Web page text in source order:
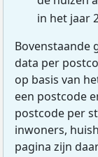
in het jaar
Bovenstaande
data per
op basis van
een postcode
postcode per
inwoners,
pagina zijn